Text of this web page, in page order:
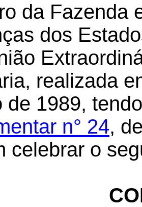
da Fazenda
dos
realizada
de 1989,
n° 24,
celebrar o